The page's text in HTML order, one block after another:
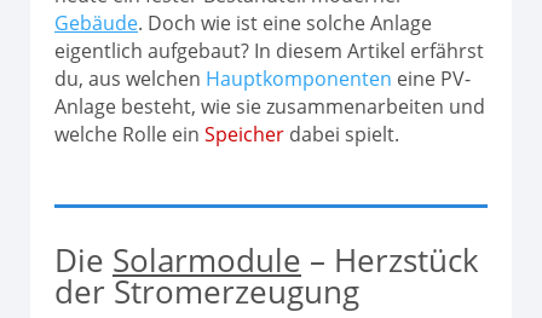
Gebäude. Doch wie ist eine solche Anlage
eigentlich aufgebaut? In diesem Artikel erfährst
du, aus welchen Hauptkomponenten eine PV-
Anlage besteht, wie sie zusammenarbeiten und
welche Rolle ein Speicher dabei spielt.
Die Solarmodule – Herzstück
der Stromerzeugung